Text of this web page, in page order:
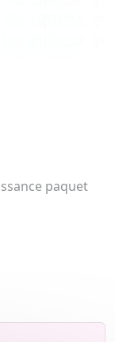
paquet